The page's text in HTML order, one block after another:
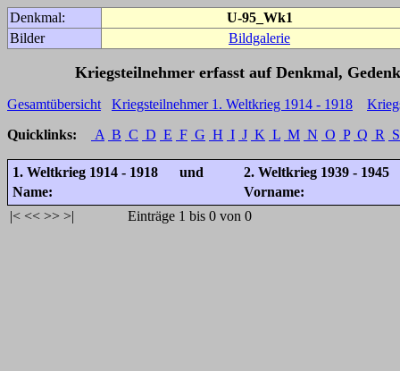
Denkmal:
U-95_Wk1
Bilder
Bildgalerie
Kriegsteilnehmer erfasst auf Denkmal,
Gesamtübersicht Kriegsteilnehmer 1. Weltkrieg 1914 - 1918
Quicklinks:
A B C D E F G H I J K L M N O P Q R S
1. Weltkrieg 1914 - 1918 und
2. Weltkrieg 1939 - 1945
Name:
Vorname:
|< << >> >| Einträge 1 bis 0 von 0